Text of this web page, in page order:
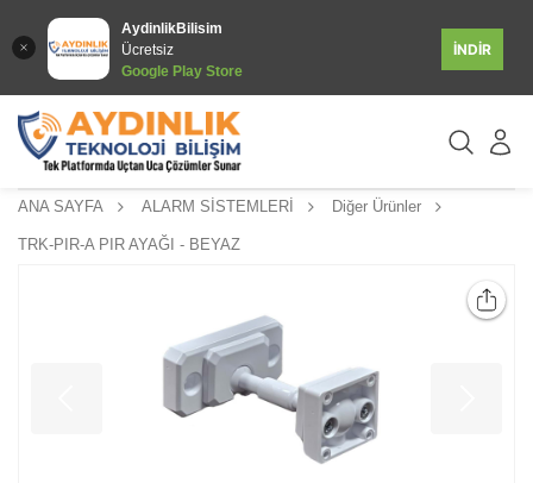
AydinlikBilisim
Ücretsiz
Google Play Store
İNDİR
ANA SAYFA ALARM SİSTEMLERİ Diğer Ürünler
TRK-PIR-A PIR AYAĞI - BEYAZ